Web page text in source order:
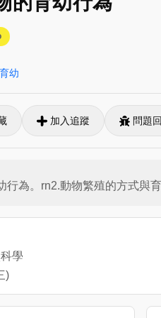
育幼
加入追蹤 問題
行為。rn2.動物繁殖的方式與
學
)